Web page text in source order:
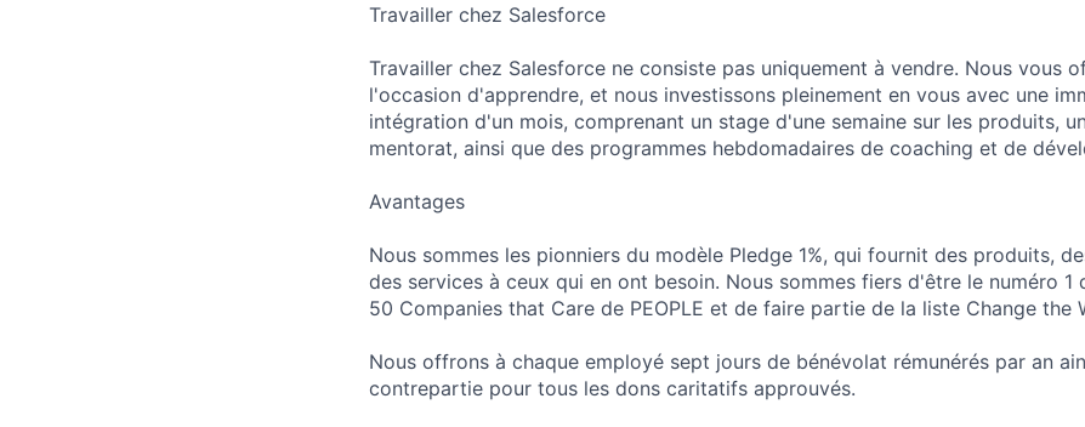
Travailler chez Salesforce
Travailler chez Salesforce ne consiste pas uniquement à vendre. Nous vous
l'occasion d'apprendre, et nous investissons pleinement en vous avec une
intégration d'un mois, comprenant un stage d'une semaine sur les produits,
mentorat, ainsi que des programmes hebdomadaires de coaching et de
Avantages
Nous sommes les pionniers du modèle Pledge 1%, qui fournit des produits,
des services à ceux qui en ont besoin. Nous sommes fiers d'être le numéro 1
50 Companies that Care de PEOPLE et de faire partie de la liste Change the
Nous offrons à chaque employé sept jours de bénévolat rémunérés par an
contrepartie pour tous les dons caritatifs approuvés.